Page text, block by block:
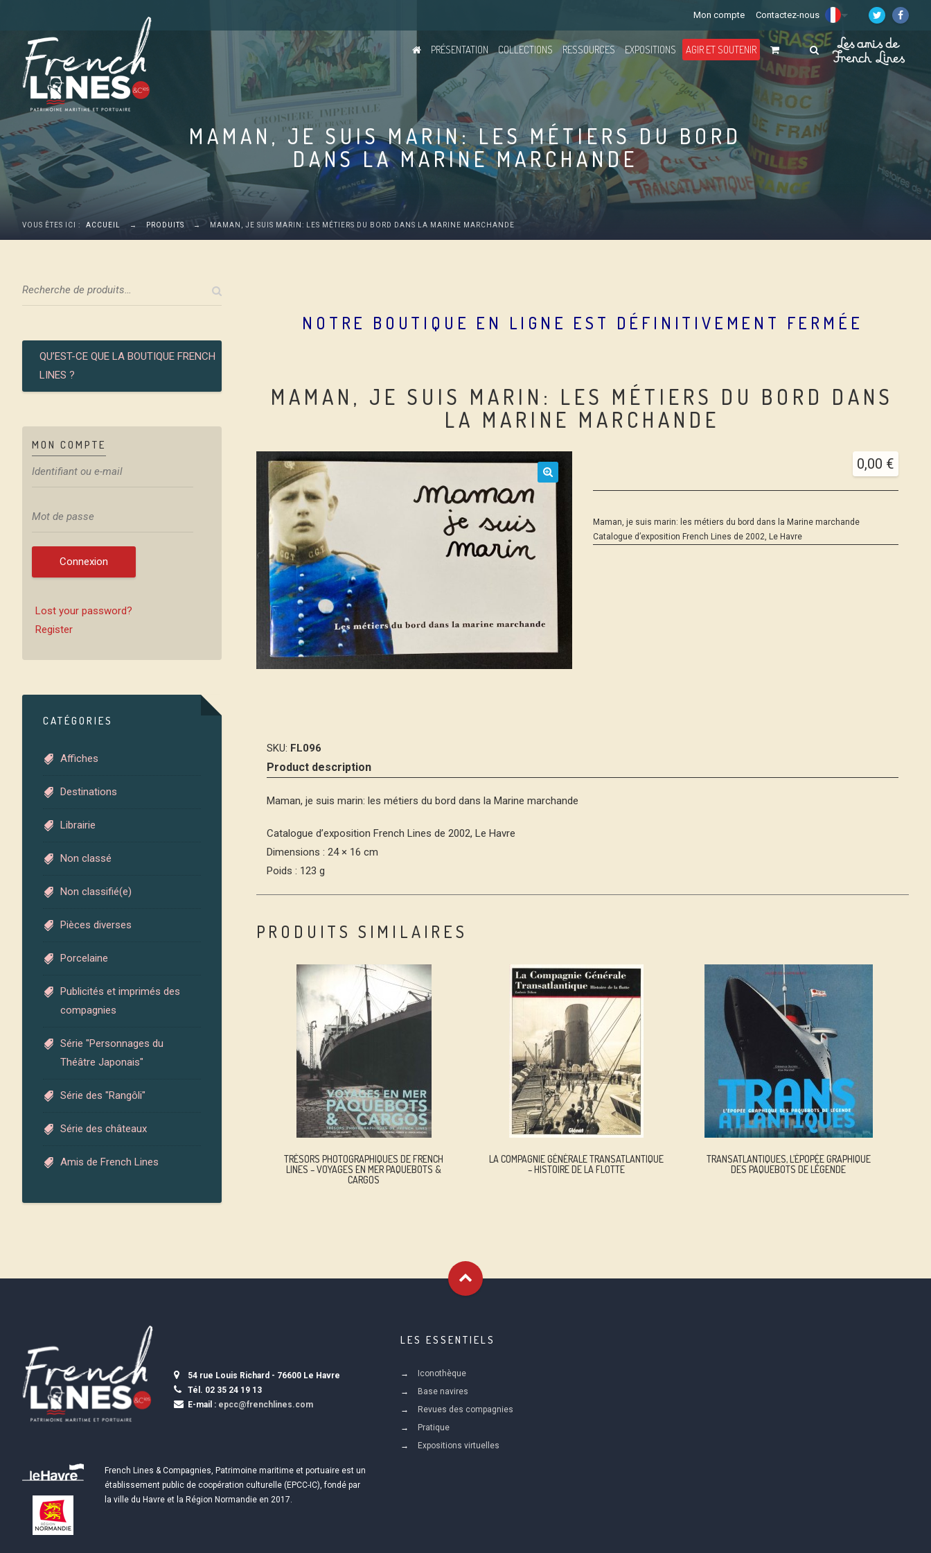
Mon compte Contactez-nous
PRÉSENTATION COLLECTIONS RESSOURCES EXPOSITIONS AGIR ET SOUTENIR
MAMAN, JE SUIS MARIN: LES MÉTIERS DU BORD
DANS LA MARINE MARCHANDE
VOUS ÊTES ICI : ACCUEIL → PRODUITS → MAMAN, JE SUIS MARIN: LES MÉTIERS DU BORD DANS LA MARINE MARCHANDE
NOTRE BOUTIQUE EN LIGNE EST DÉFINITIVEMENT FERMÉE
MAMAN, JE SUIS MARIN: LES MÉTIERS DU BORD DANS
LA MARINE MARCHANDE
0,00 €
Maman, je suis marin: les métiers du bord dans la Marine marchande
Catalogue d’exposition French Lines de 2002, Le Havre
SKU: FL096
Product description
Maman, je suis marin: les métiers du bord dans la Marine marchande
Catalogue d’exposition French Lines de 2002, Le Havre
Dimensions : 24 × 16 cm
Poids : 123 g
PRODUITS SIMILAIRES
TRÉSORS PHOTOGRAPHIQUES DE FRENCH
LINES – VOYAGES EN MER PAQUEBOTS &
CARGOS
LA COMPAGNIE GÉNÉRALE TRANSATLANTIQUE
– HISTOIRE DE LA FLOTTE
TRANSATLANTIQUES, L’ÉPOPÉE GRAPHIQUE
DES PAQUEBOTS DE LÉGENDE
QU’EST-CE QUE LA BOUTIQUE FRENCH
LINES ?
MON COMPTE
Connexion
Lost your password?
Register
CATÉGORIES
Affiches
Destinations
Librairie
Non classé
Non classifié(e)
Pièces diverses
Porcelaine
Publicités et imprimés des
compagnies
Série "Personnages du
Théâtre Japonais"
Série des "Rangôli"
Série des châteaux
Amis de French Lines
54 rue Louis Richard - 76600 Le Havre
Tél. 02 35 24 19 13
E-mail : epcc@frenchlines.com
French Lines & Compagnies, Patrimoine maritime et portuaire est un
établissement public de coopération culturelle (EPCC-IC), fondé par
la ville du Havre et la Région Normandie en 2017.
LES ESSENTIELS
Iconothèque
Base navires
Revues des compagnies
Pratique
Expositions virtuelles